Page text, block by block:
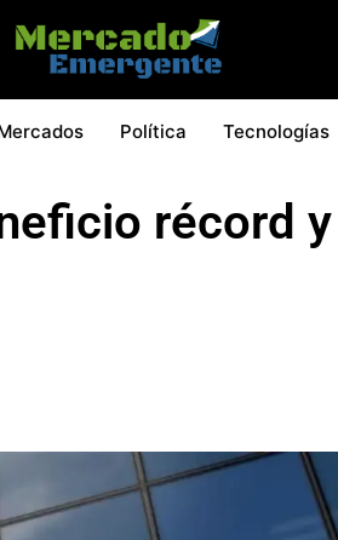
Política Tecnologías
récord y